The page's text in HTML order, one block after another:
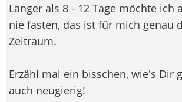
Länger als 8 - 12 Tage möchte ich
nie fasten, das ist für mich genau
Zeitraum.
Erzähl mal ein bisschen, wie's Dir
auch neugierig!